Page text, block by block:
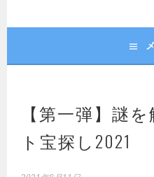
【第一弾】謎
ト宝探し2021